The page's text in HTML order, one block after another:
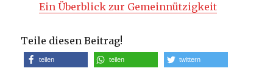
Ein Überblick zur Gemeinnützigkeit
Teile diesen Beitrag!
teilen teilen twittern